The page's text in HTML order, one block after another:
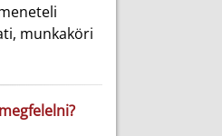
munkaköri